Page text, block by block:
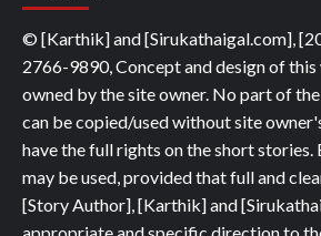
© [Karthik] and [Sirukathaigal.com],
2766-9890, Concept and design of
owned by the site owner. No part of
can be copied/used without site
have the full rights on the short stories.
may be used, provided that full and
[Story Author], [Karthik] and
appropriate and specific direction to